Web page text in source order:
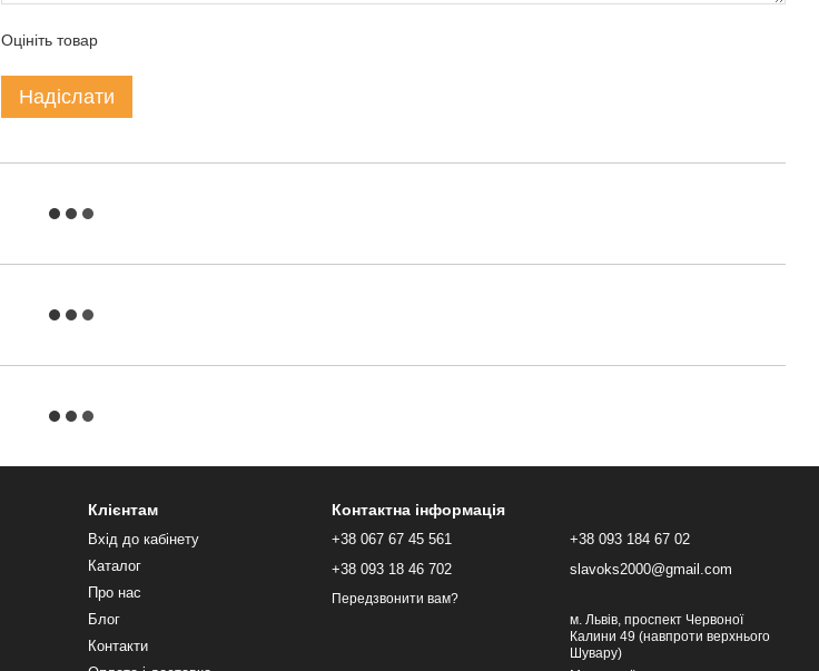
Оцініть товар
Надіслати
Клієнтам
Вхід до кабінету
Каталог
Про нас
Блог
Контакти
Контактна інформація
+38 067 67 45 561
+38 093 18 46 702
Передзвонити вам?
+38 093 184 67 02
slavoks2000@gmail.com
м. Львів, проспект Червоної
Калини 49 (навпроти верхнього
Шувару)